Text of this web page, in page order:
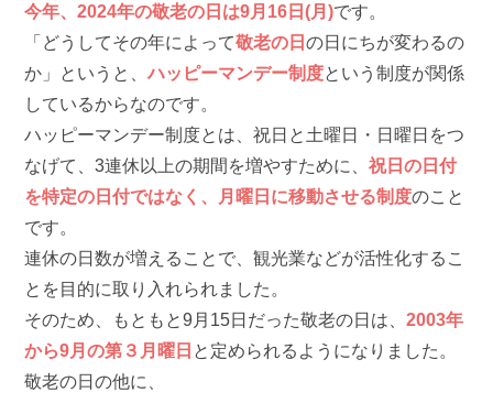
今年、2024年の敬老の日は9月16日(月)です。
「どうしてその年によって敬老の日の日にちが変わるの
か」というと、ハッピーマンデー制度という制度が関係
しているからなのです。
ハッピーマンデー制度とは、祝日と土曜日・日曜日をつ
なげて、3連休以上の期間を増やすために、祝日の日付
を特定の日付ではなく、月曜日に移動させる制度のこと
です。
連休の日数が増えることで、観光業などが活性化するこ
とを目的に取り入れられました。
そのため、もともと9月15日だった敬老の日は、2003年
から9月の第３月曜日 と定められるようになりました。
敬老の日の他に、